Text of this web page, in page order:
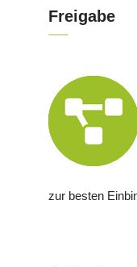
Freigabe
zur besten